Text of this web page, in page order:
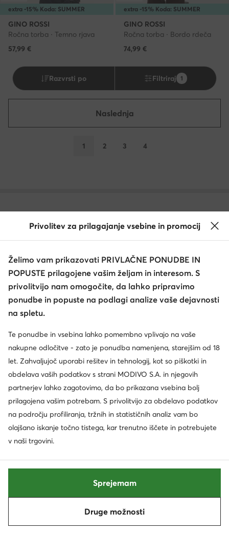
extra -15% Koda: SUMMER
GINO ROSSI
Ročna torba · Temno rjava
57,99 €
extra -15% Koda: SUMMER
GINO ROSSI
Ročna torba · Bordo rdeča
74,99 €
Razvrsti po Filtriraj 1
Naslednja
1 2 3 4
Lacoste torbice LOVE MOSCHINO torba Roxy torba
Priljubljene blagovne znamke v tej kategoriji
Roxy
Pinko Tory Burch
Nautica Aldo
Lasocki Furla
Shaq Quiksilver
Desigual
Pokaži več blagovnih znamk
Privolitev za prilagajanje vsebine in promocij
Želimo vam prikazovati PRIVLAČNE PONUDBE IN
POPUSTE prilagojene vašim željam in interesom. S
privolitvijo nam omogočite, da lahko pripravimo
ponudbe in popuste na podlagi analize vaše dejavnosti
na spletu.
Te ponudbe in vsebina lahko pomembno vplivajo na vaše
nakupne odločitve - zato je ponudba namenjena, starejšim od 18
let. Zahvaljujoč uporabi rešitev in tehnologij, kot so piškotki in
obdelava vaših podatkov s strani MODIVO S.A. in njegovih
partnerjev lahko zagotovimo, da bo prikazana vsebina bolj
prilagojena vašim potrebam. S privolitvijo za obdelavo podatkov
na področju profiliranja, tržnih in statističnih analiz vam bo
olajšano iskanje točno tistega, kar trenutno iščete in potrebujete
v naši trgovini.
Druge možnosti
Sprejemam